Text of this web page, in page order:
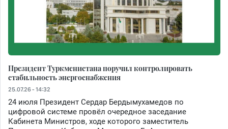
Президент Туркменистана поручил контролировать
стабильность энергоснабжения
25.07.26 - 14:32
24 июля Президент Сердар Бердымухамедов по
цифровой системе провёл очередное заседание
Кабинета Министров, ходе которого заместитель